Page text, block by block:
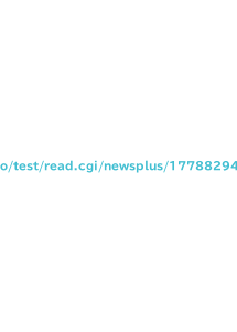
test/read.cgi/newsplus/